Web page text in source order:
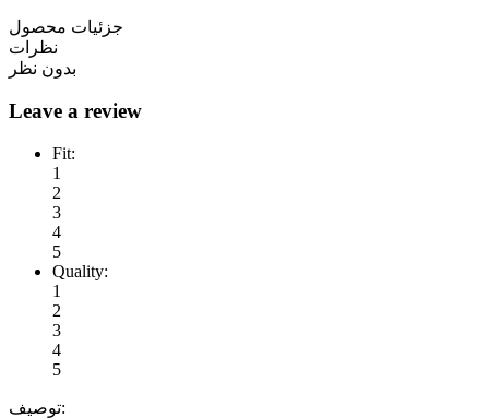
جزئیات محصول
نظرات
بدون نظر
Leave a review
Fit:
1
2
3
4
5
Quality:
1
2
3
4
5
توصیف: